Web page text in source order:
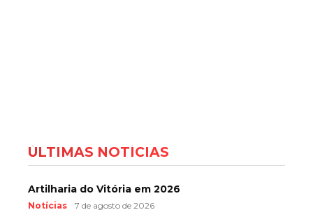
ÚLTIMAS NOTÍCIAS
Artilharia do Vitória em 2026
Notícias 7 de agosto de 2026